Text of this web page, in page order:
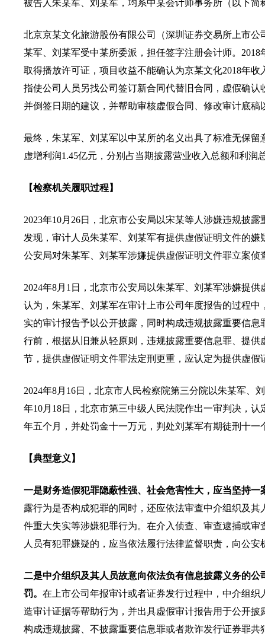
被告人朱某军、刘某军，均系中某会计师事务所（以下简
北京京某文化旅游股份有限公司（深圳证券交易所上市
某军、刘某军受中某所委派，担任签字注册会计师。
取得播放许可证，项目收益不能确认为京某文化2018年
指使公司人员另找公司签订新合同代替旧合同，虚假确
并倒签日期的建议，并帮助审核虚假合同、修改审计底
最终，朱某军、刘某军以中某所的名义出具了标准无保
虚增利润1.45亿元，分别占当期披露营业收入总额和利润
【检察机关履职过程】
2023年10月26日，北京市公安局以宋某等人涉嫌违规披
发现，审计人员朱某军、刘某军有提供虚假证明文件的
公安局对朱某军、刘某军涉嫌提供虚假证明文件罪立案侦
2024年8月1日，北京市公安局以朱某军、刘某军涉嫌提
认为，朱某军、刘某军在审计上市公司年度报告的过程
实的审计报告予以公开披露，同时构成违规披露重要信
行前，根据从旧兼从轻原则，违规披露重要信息罪、提
节，提供虚假证明文件罪法定刑更重，应认定为提供虚假
2024年8月16日，北京市人民检察院第三分院以朱某军、
年10月18日，北京市第三中级人民法院作出一审判决，
年五个月，并处罚金十一万元，判处刘某军有期徒刑十一
【典型意义】
一是财务造假犯罪隐蔽性强、社会危害性大，应当坚持一
露行为是否构成犯罪的同时，还应依法审查中介组织及
件重大失实等涉嫌犯罪行为。在介入侦查、审查逮捕或
人员有犯罪嫌疑的，应当依法履行法律监督职责，向公
二是中介组织及其人员故意向依法负有信息披露义务的
罚。 在上市公司年报审计或者证券发行过程中，中介组
造审计证据等帮助行为，并出具虚假审计报告用于公开
构成违规披露、不披露重要信息罪或者欺诈发行证券罪